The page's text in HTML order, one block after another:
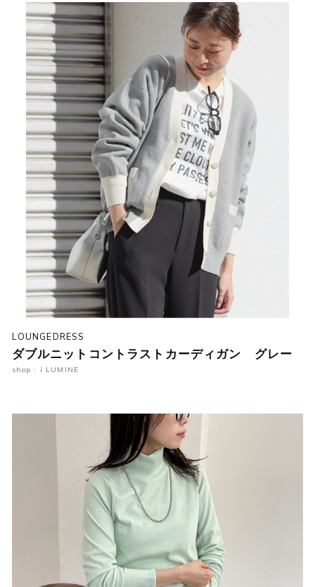
LOUNGEDRESS
ダブルニットコントラストカーディガン グレー
shop : i LUMINE